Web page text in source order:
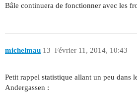
Bâle continuera de fonctionner avec les
michelmau Février 11, 2014, 10:43
13
Petit rappel statistique allant un peu dans
Andergassen :